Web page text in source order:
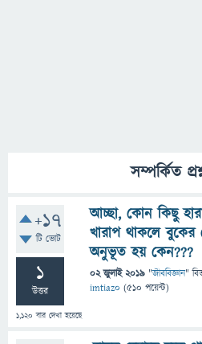
সম্পর্কিত
+17
টি ভোট
1
উত্তর
1,120 বার দেখা হয়েছে
আচ্ছা, কোন কিছু
খারাপ থাকলে বুকের
অনুভূত হয় কেন???
02 জুলাই 2019 "জীববিজ্ঞান"
imtiaz0 (510 পয়েন্ট)